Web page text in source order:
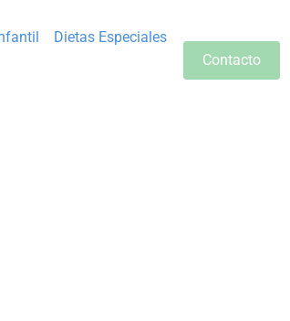
Dietas Especiales
Contacto